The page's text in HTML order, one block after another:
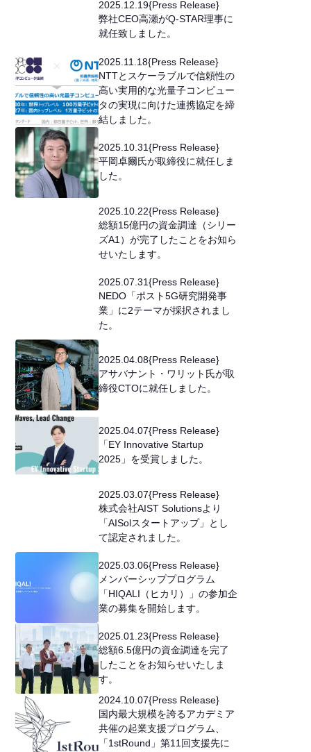
2025.12.19{Press Release}
弊社CEO高瀬がQ-STAR理事に
就任致しました。
2025 11 18{Press Release}
NTTとスケーラブルで信頼性の
高い実用的な光量子コンピュー
タの実現に向けた連携協定を締
結しました。
2025.10.31{Press Release}
平岡卓爾氏が取締役に就任しま
した。
2025 10 22{Press Release}
総額15億円の資金調達（シリー
ズA1）が完了したことをお知ら
せいたします。
2025 .07 .31{Press Release}
NEDO「ポスト5G研究開発事
業」に2テーマが採択されまし
た。
2025.04.08{Press Release}
アサバナント・ワリット氏が取
締役CTOに就任しました。
2025.04.07{Press Release}
「EY Innovative Startup
2025」を受賞しました。
2025 .03 .07{Press Release}
株式会社AIST Solutionsより
「AISolスタートアップ」とし
て認定されました。
2025 .03 .06{Press Release}
メンバーシッププログラム
「HIQALI（ヒカリ）」の参加企
業の募集を開始します。
2025 .01 23{Press Release}
総額6.5億円の資金調達を完了
したことをお知らせいたしま
す。
2024 10 .07{Press Release}
国内最大規模を誇るアカデミア
共催の起業支援プログラム、
「1stRound」第11回支援先に